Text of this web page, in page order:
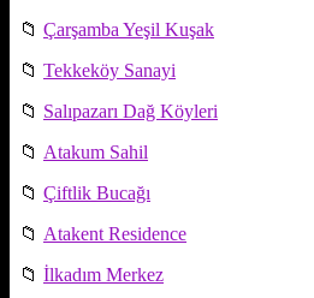
📁 Çarşamba Yeşil Kuşak
📁 Tekkeköy Sanayi
📁 Salıpazarı Dağ Köyleri
📁 Atakum Sahil
📁 Çiftlik Bucağı
📁 Atakent Residence
📁 İlkadım Merkez